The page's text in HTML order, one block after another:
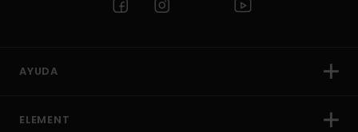
AYUDA
ELEMENT